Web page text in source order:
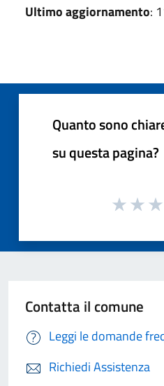
Ultimo aggiornamento:
Quanto sono
su questa pagina?
Contatta il comune
Leggi le domande
Richiedi Assistenza